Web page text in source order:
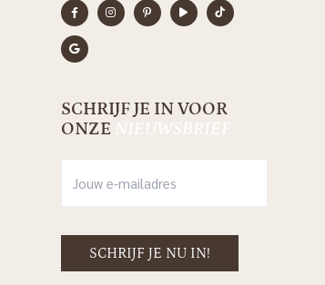
SCHRIJF JE IN VOOR
ONZE NIEUWSBRIEF